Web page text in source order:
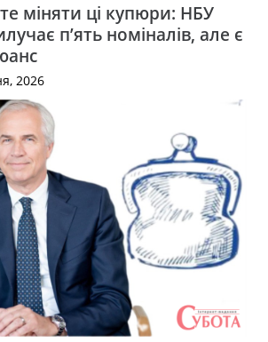
міняти ці купюри: НБУ
п’ять номіналів, але є
2026